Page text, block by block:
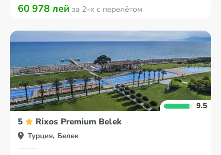
60 978 лей за 2-х с перелётом
9.5
5 Rixos Premium Belek
Турция, Белек